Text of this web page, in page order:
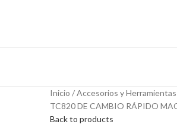
Inicio Accesorios y Herramientas
TC820 DE CAMBIO RÁPIDO
Back to products